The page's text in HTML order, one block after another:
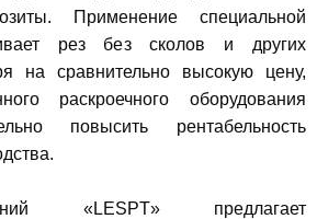
Применение специальной
рез без сколов и других
на сравнительно высокую цену,
раскроечного оборудования
повысить рентабельность
«LESPT» предлагает